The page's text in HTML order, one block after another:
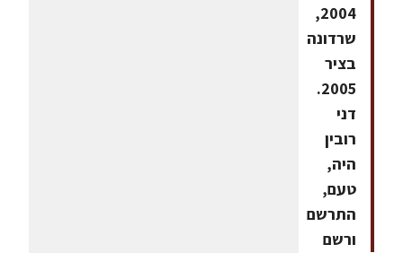
2004,
שרדונה
בציר
2005.
דני
רובין
היה,
טעם,
התרשם
ורשם